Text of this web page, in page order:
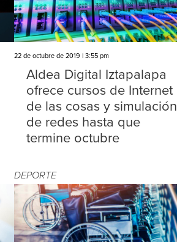
22 de octubre de 2019 | 3:55 pm
Aldea Digital Iztapalapa
ofrece cursos de Internet
de las cosas y simulación
de redes hasta que
termine octubre
DEPORTE